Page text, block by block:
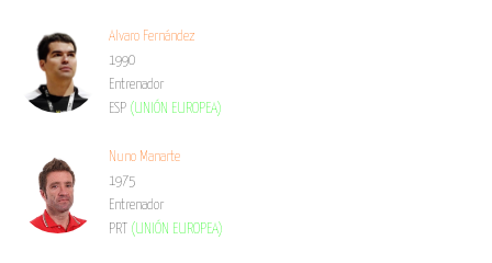
Alvaro Fernández
1990
Entrenador
ESP (UNIÓN EUROPEA)
Nuno Manarte
1975
Entrenador
PRT (UNIÓN EUROPEA)